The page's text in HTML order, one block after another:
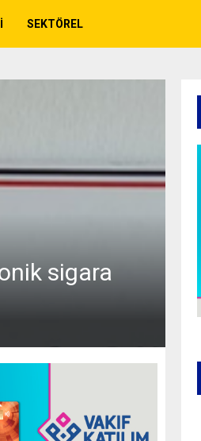
SEKTÖREL
sigara